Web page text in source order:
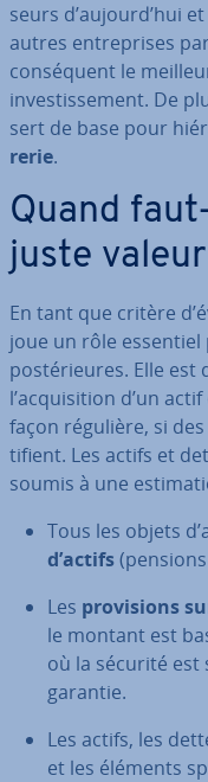
seurs d’aujourd’hui
autres en­tre­prises
con­sé­quent le
in­ves­tis­se­ment. De
sert de base pour
re­rie.
Quand
juste
En tant que critère
joue un rôle
pos­té­rieures. Elle est
l’ac­qui­si­tion d’un
façon régulière, si des
ti­fient. Les actifs et
soumis à une
Tous les objets
d’actifs
Les pro­vi­sions
le montant est
où la sécurité est
garantie.
Les actifs, les
et les éléments